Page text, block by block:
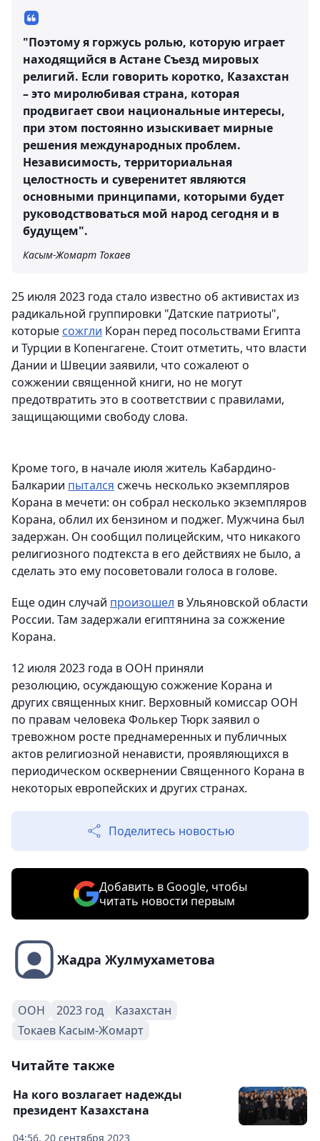
"Поэтому я горжусь ролью, которую играет
находящийся в Астане Съезд мировых
религий. Если говорить коротко, Казахстан
– это миролюбивая страна, которая
продвигает свои национальные интересы,
при этом постоянно изыскивает мирные
решения международных проблем.
Независимость, территориальная
целостность и суверенитет являются
основными принципами, которыми будет
руководствоваться мой народ сегодня и в
будущем".
Касым-Жомарт Токаев
25 июля 2023 года стало известно об активистах из
радикальной группировки "Датские патриоты",
которые сожгли Коран перед посольствами Египта
и Турции в Копенгагене. Стоит отметить, что власти
Дании и Швеции заявили, что сожалеют о
сожжении священной книги, но не могут
предотвратить это в соответствии с правилами,
защищающими свободу слова.
Кроме того, в начале июля житель Кабардино-
Балкарии пытался сжечь несколько экземпляров
Корана в мечети: он собрал несколько экземпляров
Корана, облил их бензином и поджег. Мужчина был
задержан. Он сообщил полицейским, что никакого
религиозного подтекста в его действиях не было, а
сделать это ему посоветовали голоса в голове.
Еще один случай произошел в Ульяновской области
России. Там задержали египтянина за сожжение
Корана.
12 июля 2023 года в ООН приняли
резолюцию, осуждающую сожжение Корана и
других священных книг. Верховный комиссар ООН
по правам человека Фолькер Тюрк заявил о
тревожном росте преднамеренных и публичных
актов религиозной ненависти, проявляющихся в
периодическом осквернении Священного Корана в
некоторых европейских и других странах.
Поделитесь новостью
Добавить в Google, чтобы
читать новости первым
Жадра Жулмухаметова
ООН 2023 год
Казахстан
Токаев Касым-Жомарт
Читайте также
04:56, 20 сентября 2023
На кого возлагает надежды
президент Казахстана